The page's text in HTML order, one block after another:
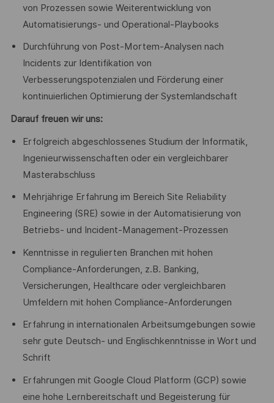
von Prozessen sowie Weiterentwicklung von
Automatisierungs- und Operational-Playbooks
Durchführung von Post-Mortem-Analysen nach
Incidents zur Identifikation von
Verbesserungspotenzialen und Förderung einer
kontinuierlichen Optimierung der Systemlandschaft
Darauf freuen wir uns:
Erfolgreich abgeschlossenes Studium der Informatik,
Ingenieurwissenschaften oder ein vergleichbarer
Masterabschluss
Mehrjährige Erfahrung im Bereich Site Reliability
Engineering (SRE) sowie in der Automatisierung von
Betriebs- und Incident-Management-Prozessen
Kenntnisse in regulierten Branchen mit hohen
Compliance-Anforderungen, z.B. Banking,
Versicherungen, Healthcare oder vergleichbaren
Umfeldern mit hohen Compliance-Anforderungen
Erfahrung in internationalen Arbeitsumgebungen sowie
sehr gute Deutsch- und Englischkenntnisse in Wort und
Schrift
Erfahrungen mit Google Cloud Platform (GCP) sowie
eine hohe Lernbereitschaft und Begeisterung für